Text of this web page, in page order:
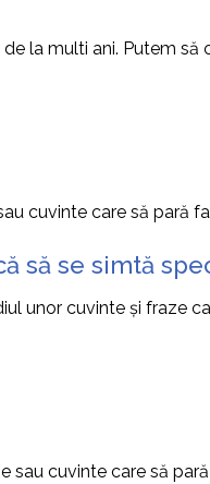
la multi ani. Putem
cuvinte care să pară
să se simtă
unor cuvinte și fraze
sau cuvinte care să